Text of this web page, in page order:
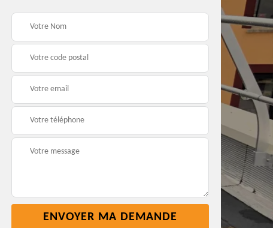
Pose nettoyage
gouttière 45
Réparation toiture 45